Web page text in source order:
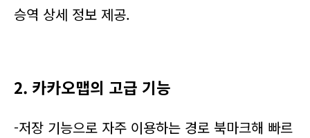
승역 상세 정보 제공.
2. 카카오맵의 고급 기능
-저장 기능으로 자주 이용하는 경로 북마크해 빠르